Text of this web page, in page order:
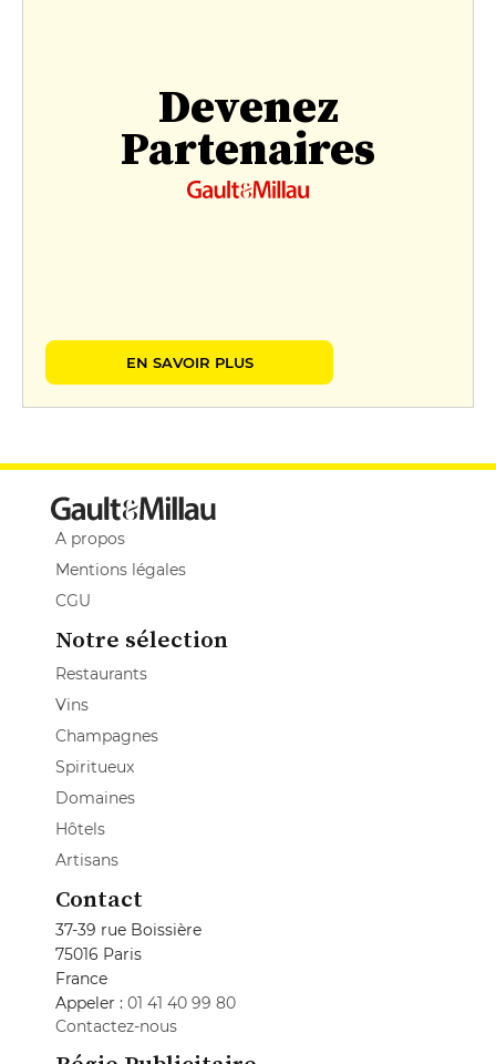
Devenez
Partenaires
EN SAVOIR PLUS
A propos
Mentions légales
CGU
Notre sélection
Restaurants
Vins
Champagnes
Spiritueux
Domaines
Hôtels
Artisans
Contact
37-39 rue Boissière
75016 Paris
France
Appeler : 01 41 40 99 80
Contactez-nous